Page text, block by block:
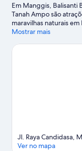
Em Manggis, Balisanti
Tanah Ampo são
maravilhas naturais em
você adora atividades
de viagem sobre
Mostrar mais
Jl. Raya Candidasa,
Ver no mapa